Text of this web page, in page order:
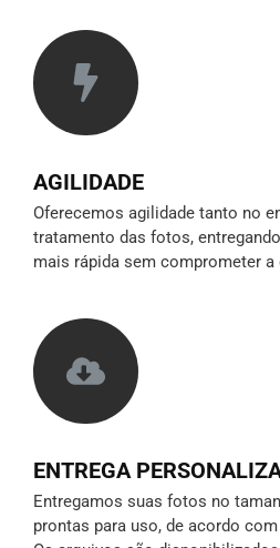
AGILIDADE
Oferecemos agilidade tanto no
tratamento das fotos,
mais rápida sem comprometer a
ENTREGA
Entregamos suas fotos no
prontas para uso, de acordo